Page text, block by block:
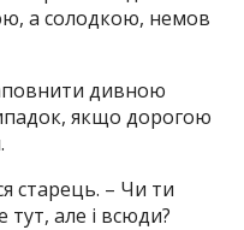
а солодкою, немов
дивною
якщо дорогою
старець. – Чи ти
але і всюди?